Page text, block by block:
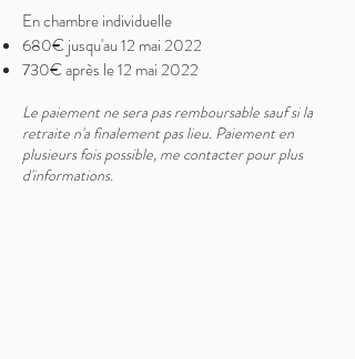
​En chambre individuelle
680€ jusqu'au 12 mai 2022
730€ après le 12 mai 2022
Le paiement ne sera pas remboursable sauf si la
retraite n'a finalement pas lieu. Paiement en
plusieurs fois possible, me contacter pour plus
d'informations.